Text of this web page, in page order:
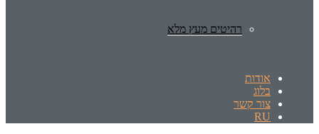
רהיטים מעץ מלא
אודות
בלוג
צור קשר
RU